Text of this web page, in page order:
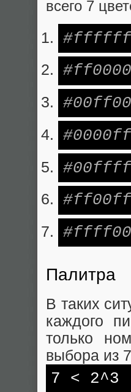
всего 7
Палитра
В таких
каждого
только
выбора из
7 < 2^3